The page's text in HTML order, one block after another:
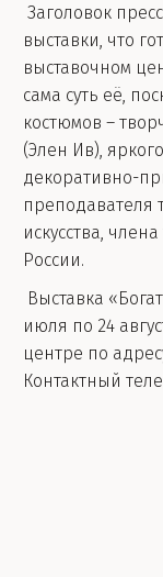
Заголовок
выставки, что
выставочном
сама суть её,
костюмов –
(Элен Ив),
декоративно-
преподавателя
искусства,
России.
Выставка
июля по 24
центре по
Контактный